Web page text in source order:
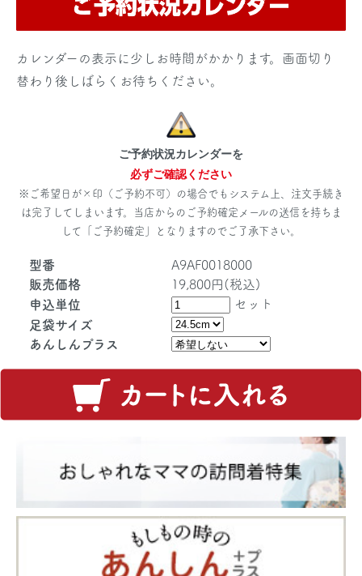
カレンダーの表示に少しお時間がかかります。画面切り
替わり後しばらくお待ちください。
ご予約状況カレンダーを
必ずご確認ください
※ご希望日が×印（ご予約不可）の場合でもシステム上、注文手続き
は完了してしまいます。当店からのご予約確定メールの送信を持ちま
して「ご予約確定」となりますのでご了承下さい。
型番
A9AF0018000
販売価格
19,800円(税込)
申込単位
セット
足袋サイズ
あんしんプラス